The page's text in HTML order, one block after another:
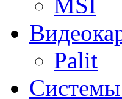
MSI
Palit